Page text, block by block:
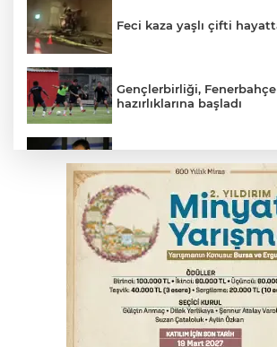
Feci kaza yaşlı çifti
Gençlerbirliği, Fenerbahçe
hazırlıklarına başladı
Salih Bademci ‘Sesler’le
Suça sürüklenen çocuk
kabul edildi
Yeni Parti Manisa İl
ifadesi ortaya çıktı